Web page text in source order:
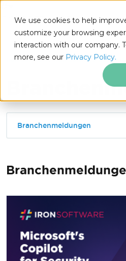
We use cookies to help
customize your browsing
interaction with our company.
more, see our Privacy Policy.
IRONSOFTWARE
Zum Fußzeileninhalt springen
Iron Software Iron Software
Branchenmeldungen